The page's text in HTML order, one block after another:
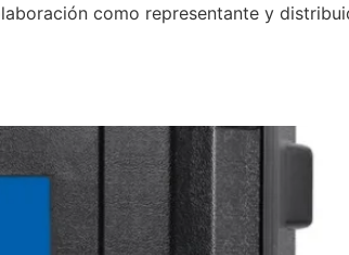
como representante y